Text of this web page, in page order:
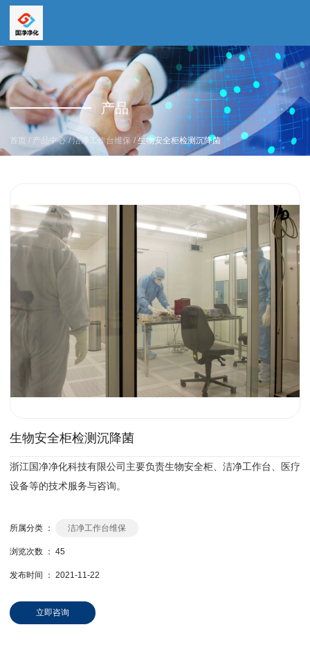
全国服务热线
19157616862
全国服务热线
15669159195产品
首页 / 产品中心 /洁净工作台维保 /生物安全柜检测沉降菌
生物安全柜检测沉降菌
浙江国净净化科技有限公司主要负责生物安全柜、洁净工作台、医疗
设备等的技术服务与咨询。
所属分类 ： 洁净工作台维保
浏览次数 ： 45
发布时间 ： 2021-11-22
立即咨询